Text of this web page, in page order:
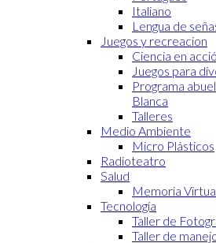
Italiano
Lengua de
Juegos y recreacion
Ciencia en
Juegos para
Programa
Blanca
Talleres
Medio Ambiente
Micro Plásticos
Radioteatro
Salud
Memoria
Tecnología
Taller de
Taller de